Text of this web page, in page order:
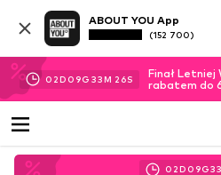
ABOUT YOU App
(152 700)
02D 09G 33M 24S
Finał
rabatem do
02D 09G33